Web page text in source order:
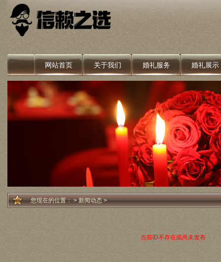
网站首页 关于我们 婚礼服务 婚礼展示
您现在的位置：>新闻动态>
当前ID不存在或尚未发布